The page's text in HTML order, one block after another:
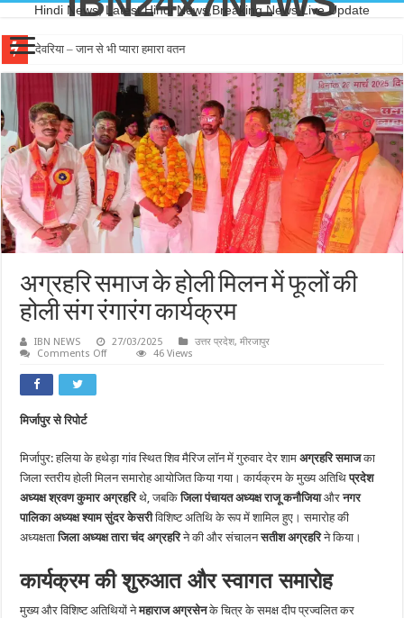
Hindi News, Latest Hindi News,Breaking News,Live Update
देवरिया – जान से भी प्यारा हमारा वतन
अग्रहरि समाज के होली मिलन में फूलों की
होली संग रंगारंग कार्यक्रम
IBN NEWS 27/03/2025 उत्तर प्रदेश,मीरजापुर
Comments Offon
होली
रंगारंग
कार्यक्रम
46 Views
मिर्जापुर से रिपोर्ट
मिर्जापुर: हलिया के हथेड़ा गांव स्थित शिव मैरिज लॉन में गुरुवार देर शामअग्रहरि समाजका
जिला स्तरीय होली मिलन समारोह आयोजित किया गया। कार्यक्रम के मुख्य अतिथिप्रदेश
अध्यक्ष श्रवण कुमार अग्रहरिथे, जबकिजिला पंचायत अध्यक्ष राजू कनौजियाऔरनगर
पालिका अध्यक्ष श्याम सुंदर केसरीविशिष्ट अतिथि के रूप में शामिल हुए। समारोह की
अध्यक्षताजिला अध्यक्ष तारा चंद अग्रहरिने की और संचालनसतीश अग्रहरिने किया।
कार्यक्रम की शुरुआत और स्वागत समारोह
मुख्य और विशिष्ट अतिथियों नेमहाराज अग्रसेनके चित्र के समक्ष दीप प्रज्वलित कर